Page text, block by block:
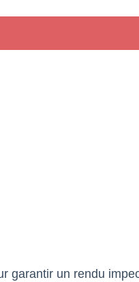
garantir un rendu